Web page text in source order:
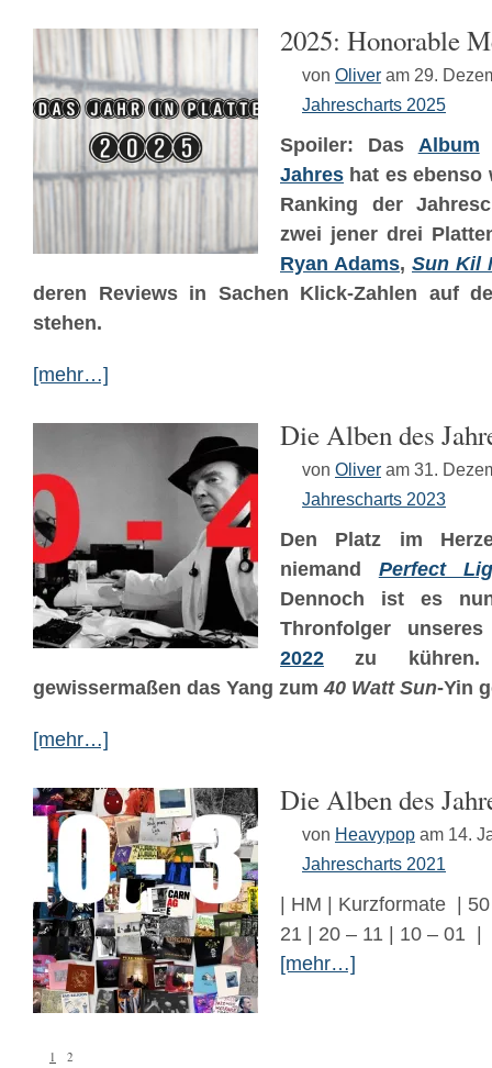
2025: Honorable
von Oliver am 29.
Jahrescharts 2025
Spoiler: Das Album
Jahres hat es ebenso
Ranking der
zwei jener drei
Ryan Adams, Sun Kil
deren Reviews in Sachen Klick-Zahlen auf
stehen.
[mehr…]
Die Alben des
von Oliver am 31.
Jahrescharts 2023
Den Platz im
niemand Perfect
Dennoch ist es
Thronfolger
2022 zu
gewissermaßen das Yang zum40 Watt Sun-Yin
[mehr…]
Die Alben des
von Heavypop am 14.
Jahrescharts 2021
| HM | Kurzformate |
21 | 20 – 11 | 10 – 01 |
[mehr…]
1 2